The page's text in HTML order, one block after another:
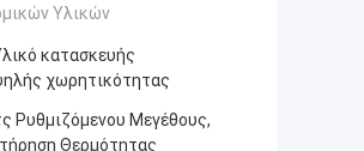
Υλικών
κατασκευής
χωρητικότητας
Ρυθμιζόμενου Μεγέθους,
Θερμότητας